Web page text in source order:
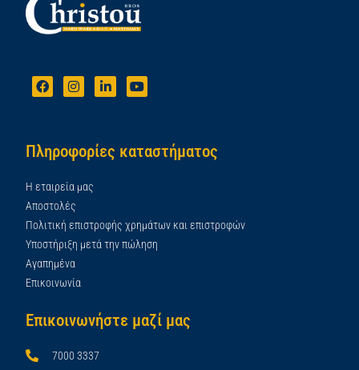
Πληροφορίες καταστήματος
Η εταιρεία μας
Αποστολές
Πολιτική επιστροφής χρημάτων και επιστροφών
Υποστήριξη μετά την πώληση
Αγαπημένα
Επικοινωνία
Επικοινωνήστε μαζί μας
7000 3337